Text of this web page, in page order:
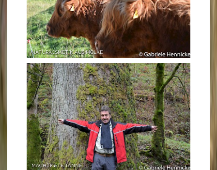
NATURKOSMETIK AUS MOLKE
MÄCHTIGSTE TANNE